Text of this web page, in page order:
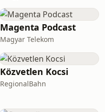
Magenta Podcast
Magyar Telekom
Közvetlen Kocsi
RegionalBahn